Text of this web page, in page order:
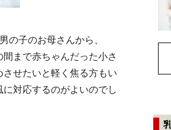
の子のお母さんから、
まで赤ちゃんだった小さ
せたいと軽く焦る方もい
対応するのがよいのでし